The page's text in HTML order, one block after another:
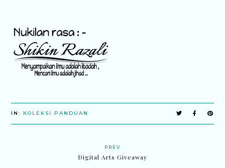
IN: KOLEKSI PANDUAN
PREV
Digital Arts Giveaway